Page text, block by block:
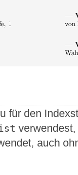
für den
auch